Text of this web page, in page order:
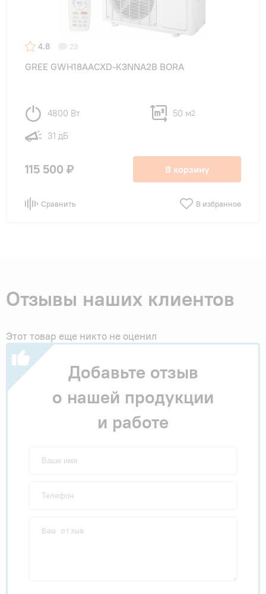
4.8 23
GREE GWH18AACXD-K3NNA2B BORA
4800 Вт 50 м2
31 дБ
115 500 ₽ В корзину
Сравнить В избранное
Отзывы наших клиентов
Этот товар еще никто не оценил
Добавьте отзыв
о нашей продукции
и работе